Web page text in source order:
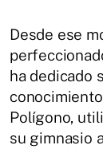
Desde ese
ha dedicado
Polígono,
su gimnasio